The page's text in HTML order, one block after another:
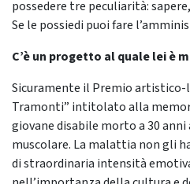
possedere tre peculiarità:
Se le possiedi puoi fare
C’è un progetto al quale lei è
Sicuramente il Premio
Tramonti” intitolato alla
giovane disabile morto a 30 anni
muscolare. La malattia non gli
di straordinaria intensità